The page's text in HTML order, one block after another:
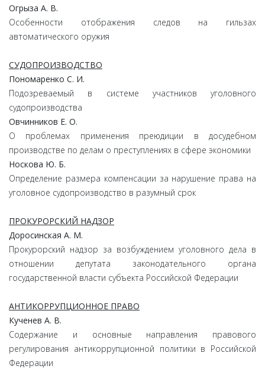
Огрыза А. В.
Особенности отображения следов на гильзах
автоматического оружия
СУДОПРОИЗВОДСТВО
Пономаренко С. И.
Подозреваемый в системе участников уголовного
судопроизводства
Овчинников Е. О.
О проблемах применения преюдиции в досудебном
производстве по делам о преступлениях в сфере экономики
Носкова Ю. Б.
Определение размера компенсации за нарушение права на
уголовное судопроизводство в разумный срок
ПРОКУРОРСКИЙ НАДЗОР
Доросинская А. М.
Прокурорский надзор за возбуждением уголовного дела в
отношении депутата законодательного органа
государственной власти субъекта Российской Федерации
АНТИКОРРУПЦИОННОЕ ПРАВО
Кученев А. В.
Содержание и основные направления правового
регулирования антикоррупционной политики в Российской
Федерации